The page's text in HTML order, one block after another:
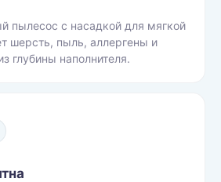
пылесос с насадкой для мягкой
шерсть, пыль, аллергены и
глубины наполнителя.